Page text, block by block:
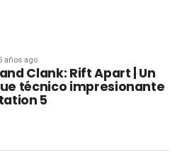
años ago
Clank: Rift Apart | Un
técnico impresionante
5